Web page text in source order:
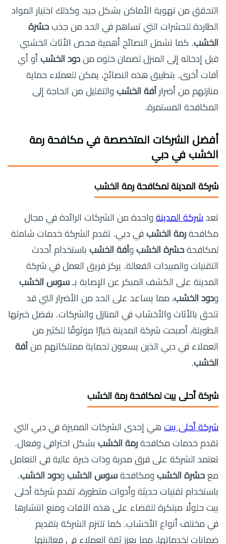
التحقق من تهوية الأماكن بشكل جيد، وكذلك اختيار المواد
الطاردة للحشرات التي تساهم في الحد من جذب حشرة
الخشب. كما تشمل النصائح أهمية فحص الأثاث الخشبي
قبل إدخاله إلى المنزل لضمان خلوه من دود الخشب أو أي
آفات أخرى. بتطبيق هذه النصائح، يمكن للعملاء حماية
منازلهم من أضرار آفة الخشب والتقليل من الحاجة إلى
المكافحة المستمرة.
أفضل الشركات المتخصصة في مكافحة رمة
الخشب في دبي
شركة المدينة لمكافحة رمة الخشب
تعد شركة المدينة واحدة من الشركات الرائدة في مجال
مكافحة رمة الخشب في دبي. تقدم الشركة خدمات شاملة
لمكافحة حشرة الخشب وآفة الخشب باستخدام أحدث
التقنيات والمبيدات الفعالة. يركز فريق العمل في شركة
المدينة على الكشف المبكر عن الإصابة بـ سوس الخشب
ودود الخشب، مما يساعد على الحد من الأضرار التي قد
تلحق بالأثاث والأخشاب في المنازل والشركات. بفضل خبرتها
الطويلة، أصبحت شركة المدينة خيارًا موثوقًا للكثير من
العملاء في دبي الذين يسعون لحماية ممتلكاتهم من آفة
الخشب.
شركة أحلى بيت لمكافحة رمة الخشب
شركة أحلى بيت هي إحدى الشركات المميزة في دبي التي
تقدم خدمات مكافحة رمة الخشب بشكل احترافي وفعال.
تعتمد الشركة على فرق مدربة وذات خبرة عالية في التعامل
مع حشرة الخشب ومكافحة سوس الخشب ودود الخشب.
باستخدام تقنيات حديثة وأدوات متطورة، تقدم شركة أحلى
بيت حلولًا مبتكرة للقضاء على هذه الآفات ومنع انتشارها
في مختلف أنواع الأخشاب. كما تلتزم الشركة بتقديم
ضمانات لخدماتها، مما يعزز ثقة العملاء في فعاليتها